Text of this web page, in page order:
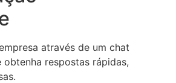
através de um chat
respostas rápidas,